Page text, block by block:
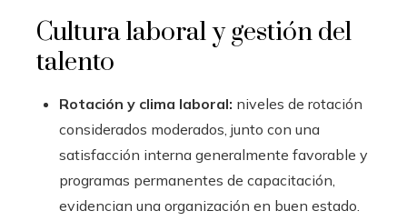
Cultura laboral y gestión del
talento
Rotación y clima laboral: niveles de rotación
considerados moderados, junto con una
satisfacción interna generalmente favorable y
programas permanentes de capacitación,
evidencian una organización en buen estado.